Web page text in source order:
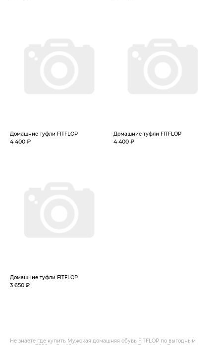
Домашние туфли FITFLOP
4 400 ₽
Домашние туфли FITFLOP
4 400 ₽
Домашние туфли FITFLOP
3 650 ₽
Не знаете где купить Мужская домашняя обувь FITFLOP по выгодным